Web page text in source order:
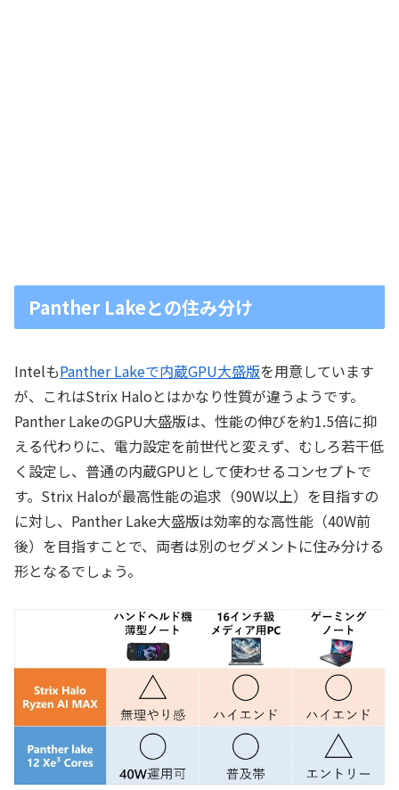
Panther Lakeとの住み分け
IntelもPanther Lakeで内蔵GPU大盛版を用意しています
が、これはStrix Haloとはかなり性質が違うようです。
Panther LakeのGPU大盛版は、性能の伸びを約1.5倍に抑
える代わりに、電力設定を前世代と変えず、むしろ若干低
く設定し、普通の内蔵GPUとして使わせるコンセプトで
す。Strix Haloが最高性能の追求（90W以上）を目指すの
に対し、Panther Lake大盛版は効率的な高性能（40W前
後）を目指すことで、両者は別のセグメントに住み分ける
形となるでしょう。